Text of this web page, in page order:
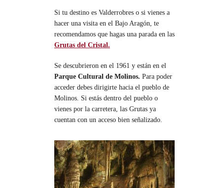
Si tu destino es Valderrobres o si vienes a
hacer una visita en el Bajo Aragón, te
recomendamos que hagas una parada en las
Grutas del Cristal.
Se descubrieron en el 1961 y están en el
Parque Cultural de Molinos. Para poder
acceder debes dirigirte hacia el pueblo de
Molinos. Si estás dentro del pueblo o
vienes por la carretera, las Grutas ya
cuentan con un acceso bien señalizado.